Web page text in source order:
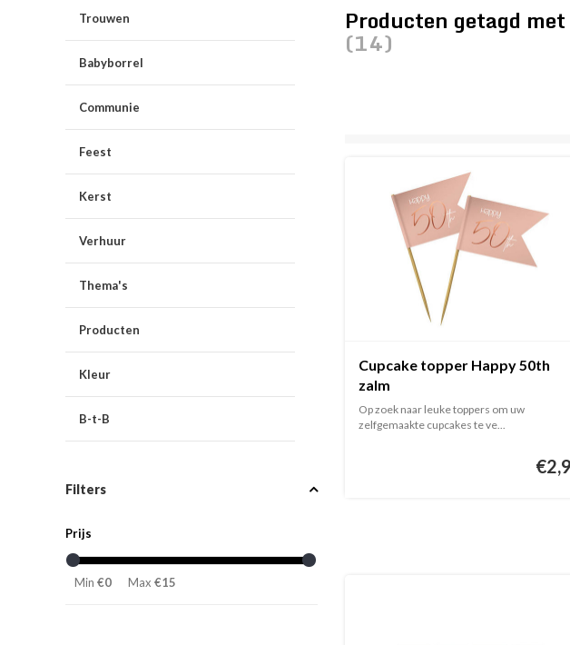
Trouwen
Babyborrel
Communie
Feest
Kerst
Verhuur
Thema's
Producten
Kleur
B-t-B
Filters
Prijs
Min €0 Max €15
Producten getagd
(14)
Cupcake topper Happy 50th
zalm
Op zoek naar leuke toppers om uw
zelfgemaakte cupcakes te ve...